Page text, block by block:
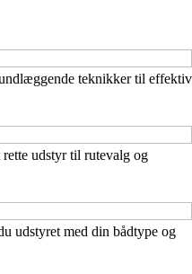
teknikker til effektiv
udstyr til rutevalg og
udstyret med din bådtype og